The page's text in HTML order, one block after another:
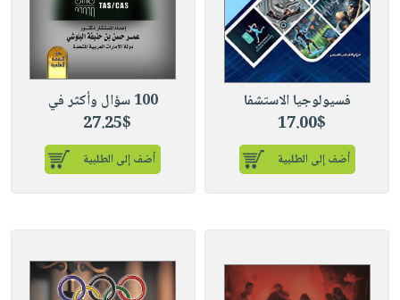
فسيولوجيا الاستشفا
17.00$
أضف إلى الطلبية
100 سؤال وأكثر في
27.25$
أضف إلى الطلبية